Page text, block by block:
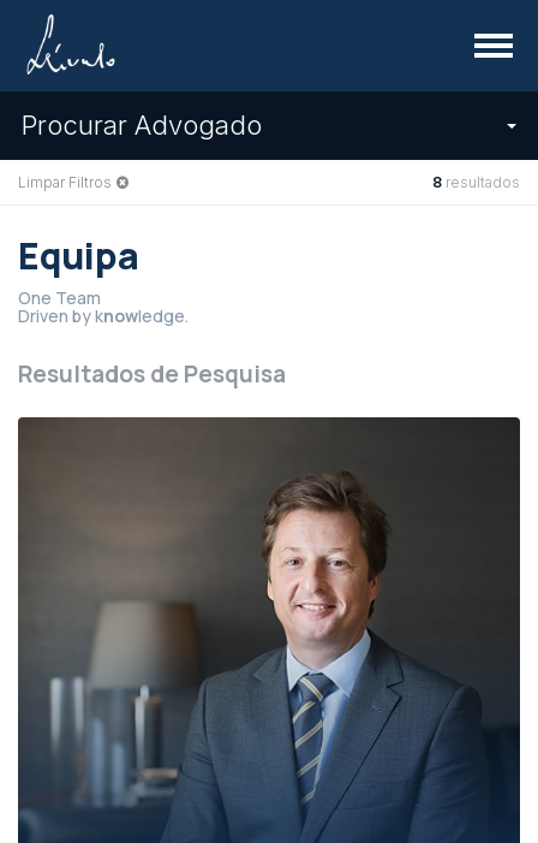
Menu
Procurar Advogado
Limpar Filtros 8 resultados
Equipa
One Team
Driven by knowledge.
Resultados de Pesquisa